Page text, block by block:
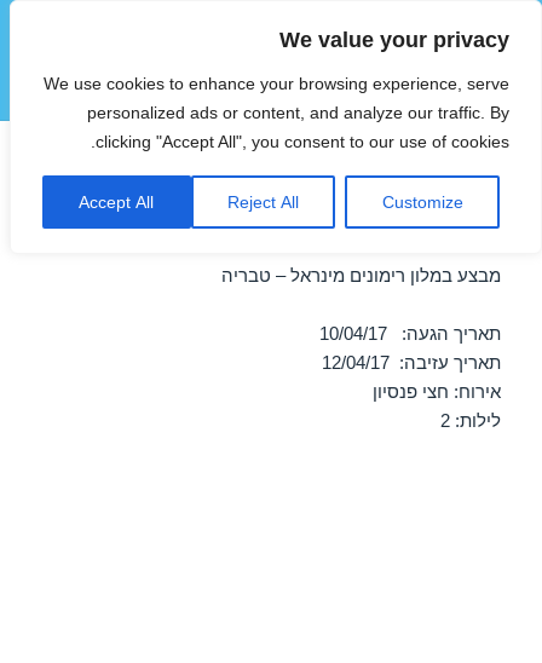
We value your privacy
We use cookies to enhance your browsing experience, serve
personalized ads or content, and analyze our traffic. By
clicking "Accept All", you consent to our use of cookies.
Customize
Reject All
Accept All
הוטצימר
תפריטים
ווידג'טים
חופשה במלון רימונים מינראל –
טבריה 10/04/2017
מבצע במלון רימונים מינראל – טבריה
תאריך הגעה: 10/04/17
תאריך עזיבה: 12/04/17
אירוח: חצי פנסיון
לילות: 2